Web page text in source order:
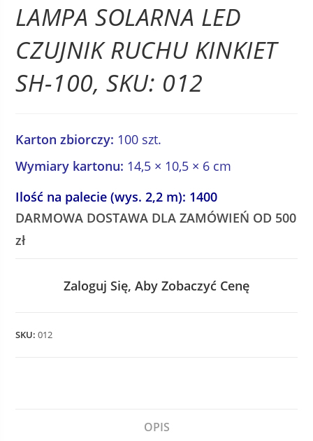
LAMPA SOLARNA LED
CZUJNIK RUCHU KINKIET
SH-100, SKU: 012
Karton zbiorczy: 100 szt.
Wymiary kartonu: 14,5 × 10,5 × 6 cm
Ilość na palecie (wys. 2,2 m): 1400
DARMOWA DOSTAWA DLA ZAMÓWIEŃ OD 500
zł
Zaloguj Się, Aby Zobaczyć Cenę
SKU:012
OPIS